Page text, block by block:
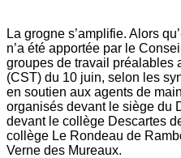
La grogne s’amplifie. Alors
n’a été apportée par le
groupes de travail préalables
(CST) du 10 juin, selon les
en soutien aux agents de
organisés devant le siège du
devant le collège Descartes
collège Le Rondeau de
Verne des Mureaux.